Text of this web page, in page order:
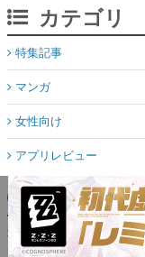
カテゴリ
特集記事
マンガ
女性向け
アプリレビュー
その他
電ファミニコゲーマー